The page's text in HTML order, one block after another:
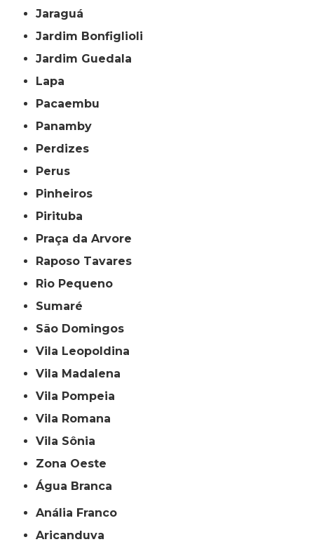
Jaraguá
Jardim Bonfiglioli
Jardim Guedala
Lapa
Pacaembu
Panamby
Perdizes
Perus
Pinheiros
Pirituba
Praça da Arvore
Raposo Tavares
Rio Pequeno
Sumaré
São Domingos
Vila Leopoldina
Vila Madalena
Vila Pompeia
Vila Romana
Vila Sônia
Zona Oeste
Água Branca
Anália Franco
Aricanduva